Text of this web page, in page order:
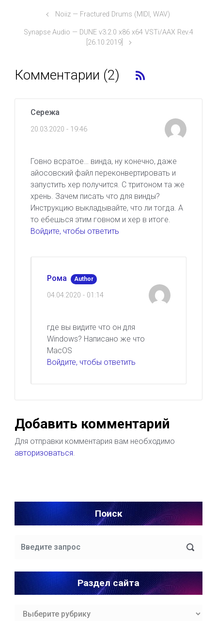
Noiiz — Fractured Drums (MIDI, WAV)
Synapse Audio — DUNE v3.2.0 x86 x64 VSTi/AAX Rev.4
[26.10.2019]
Комментарии (2)
Сережа
20.03.2020 - 19:46
Говно всратое… винда, ну конечно, даже
айосовский файл переконвертировать и
запустить хер получится. С тритоном та же
хрень. Зачем писать что для винды?
Инструкцию выкладывайте, что ли тогда. А
то ебешься этим говном и хер в итоге.
Войдите, чтобы ответить
Рома Author
04.04.2020 - 01:14
где вы видите что он для
Windows? Написано же что
MacOS
Войдите, чтобы ответить
Добавить комментарий
Для отправки комментария вам необходимо
авторизоваться.
Поиск
Раздел сайта
Раздел